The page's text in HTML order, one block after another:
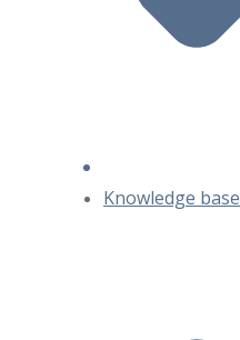
Knowledge base